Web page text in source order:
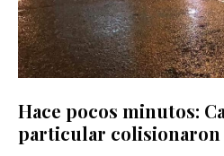
Hace pocos minutos:
particular colisionaron